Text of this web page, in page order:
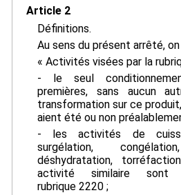
Article 2
Définitions.
Au sens du présent arrêté,
« Activités visées par la
- le seul
premières, sans aucun
transformation sur ce
aient été ou non
- les activités de
surgélation,
déshydratation,
activité similaire
rubrique 2220 ;